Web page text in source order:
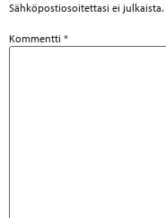
Sähköpostiosoitettasi ei julkaista.
Kommentti *